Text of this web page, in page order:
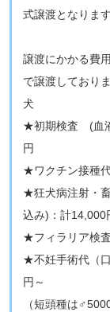
式譲渡となります
譲渡にかかる費
で譲渡しておりま
​犬
★初期検査 (血
円
★ワクチン接種
★狂犬病注射・
込み)：計14,000
★フィラリア検
★不妊手術代（
円～
（短頭種は